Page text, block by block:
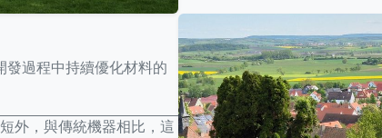
發過程中持續優化材料的
外，與傳統機器相比，這